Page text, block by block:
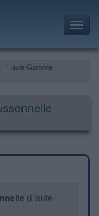
Haute-Garonne
(Haute-